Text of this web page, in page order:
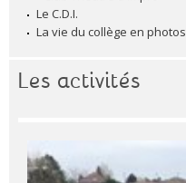
Le C.D.I.
La vie du collège en photos
Les activités